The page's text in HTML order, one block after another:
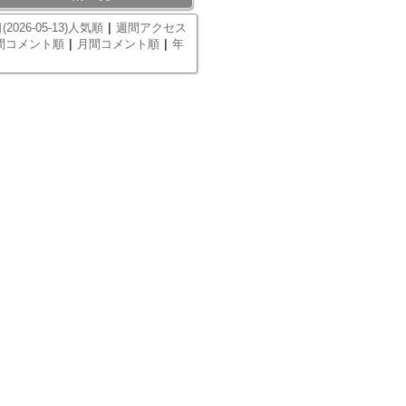
05-13)人気順 | 週間アクセス
コメント順 | 月間コメント順 | 年